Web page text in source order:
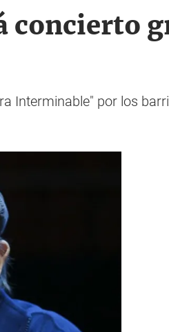
concierto
Interminable" por los